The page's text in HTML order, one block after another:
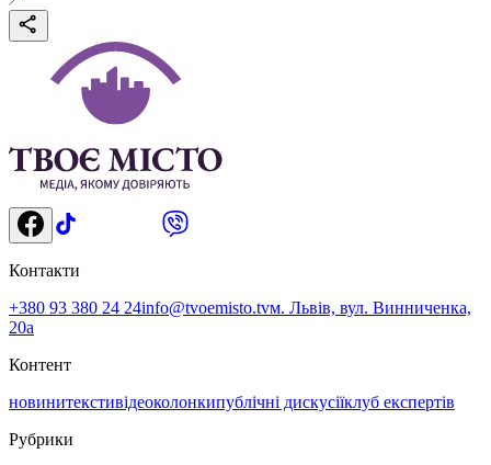
Контакти
+380 93 380 24 24info@tvoemisto.tvм. Львів, вул. Винниченка,
20а
Контент
новинитекстивідеоколонкипублічні дискусіїклуб експертів
Рубрики